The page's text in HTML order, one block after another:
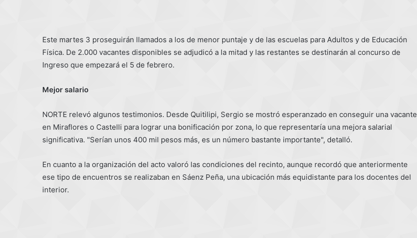
Este martes 3 proseguirán llamados a los de menor puntaje y de las escuelas para Adultos y de Educación
Física. De 2.000 vacantes disponibles se adjudicó a la mitad y las restantes se destinarán al concurso de
Ingreso que empezará el 5 de febrero.
Mejor salario
NORTE relevó algunos testimonios. Desde Quitilipi, Sergio se mostró esperanzado en conseguir una vacante
en Miraflores o Castelli para lograr una bonificación por zona, lo que representaría una mejora salarial
significativa. "Serían unos 400 mil pesos más, es un número bastante importante", detalló.
En cuanto a la organización del acto valoró las condiciones del recinto, aunque recordó que anteriormente
ese tipo de encuentros se realizaban en Sáenz Peña, una ubicación más equidistante para los docentes del
interior.